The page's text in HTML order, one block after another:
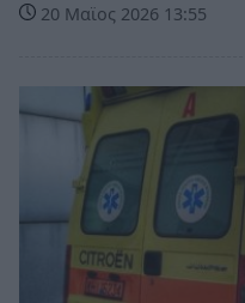
20 Μαϊος 2026 13:55